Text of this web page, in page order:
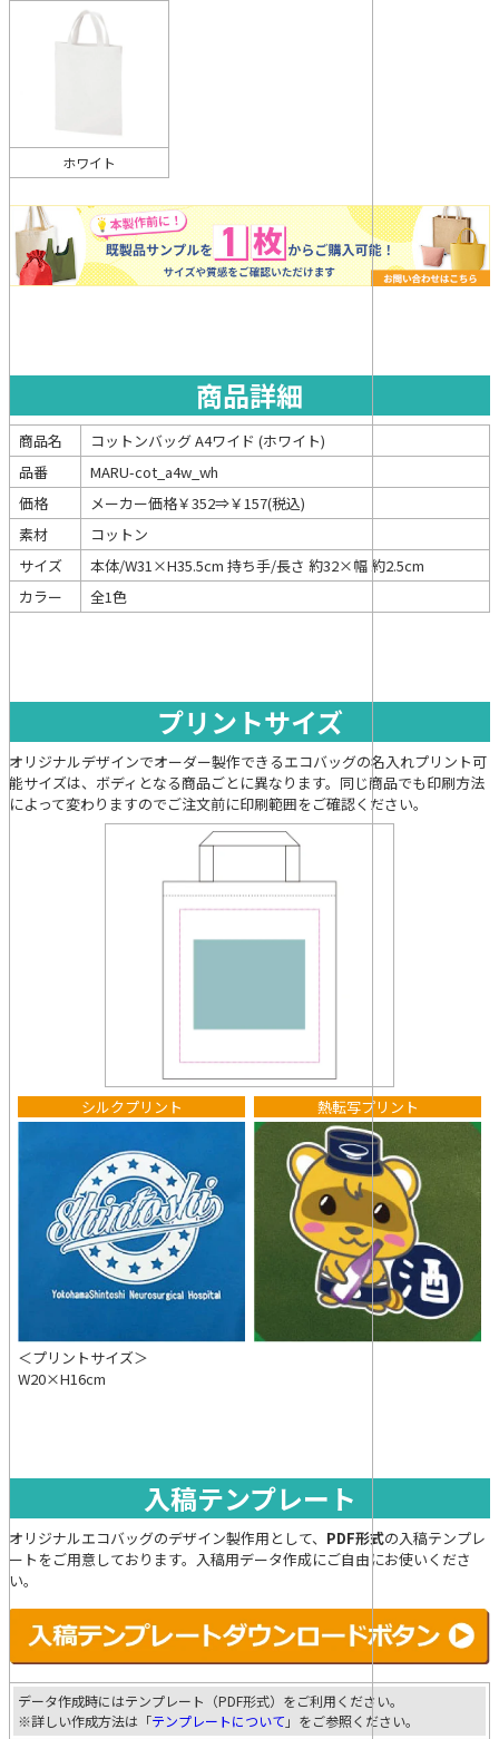
ホワイト
商品詳細
商品名
コットンバッグ A4ワイド (ホワイト)
品番
MARU-cot_a4w_wh
価格
メーカー価格￥352⇒￥157(税込)
素材
コットン
サイズ
本体/W31×H35.5cm 持ち手/長さ 約32×幅 約2.5cm
カラー
全1色
プリントサイズ
オリジナルデザインでオーダー製作できるエコバッグの名入れプリント可
能サイズは、ボディとなる商品ごとに異なります。同じ商品でも印刷方法
によって変わりますのでご注文前に印刷範囲をご確認ください。
シルクプリント 熱転写プリント
＜プリントサイズ＞
W20×H16cm
入稿テンプレート
オリジナルエコバッグのデザイン製作用として、 PDF形式の入稿テンプレ
ートをご用意しております。入稿用データ作成にご自由にお使いくださ
い。
データ作成時にはテンプレート（PDF形式）をご利用ください。
※詳しい作成方法は「テンプレートについて 」をご参照ください。